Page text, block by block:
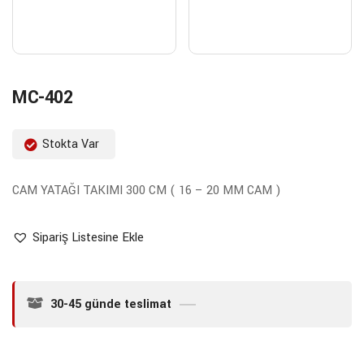
MC-402
Stokta Var
CAM YATAĞI TAKIMI 300 CM ( 16 – 20 MM CAM )
Sipariş Listesine Ekle
30-45 günde teslimat